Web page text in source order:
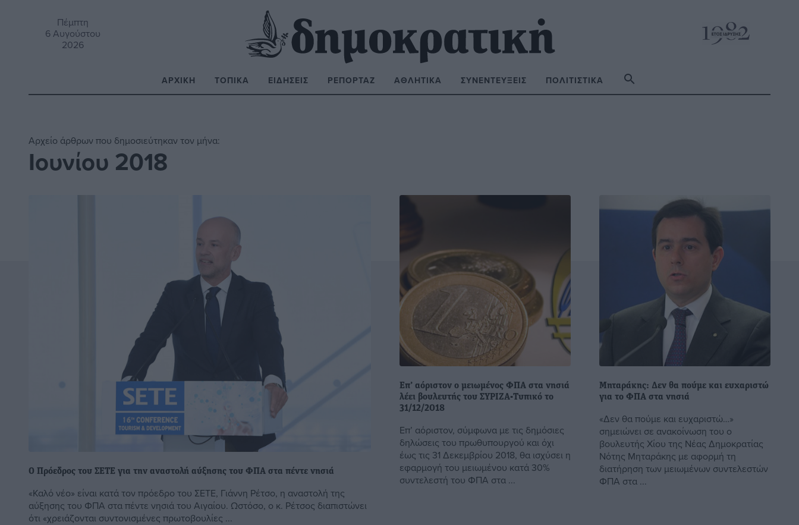
Πέμπτη
6 Αυγούστου
2026
ΑΡΧΙΚΉ ΤΟΠΙΚΆ ΕΙΔΉΣΕΙΣ ΡΕΠΟΡΤΆΖ ΑΘΛΗΤΙΚΆ ΣΥΝΕΝΤΕΎΞΕΙΣ ΠΟΛΙΤΙΣΤΙΚΆ
Αρχείο άρθρων που δημοσιεύτηκαν τον μήνα:
Ιουνίου 2018
Ο Πρόεδρος του ΣΕΤΕ για την αναστολή αύξησης του ΦΠΑ στα πέντε νησιά
«Καλό νέο» είναι κατά τον πρόεδρο του ΣΕΤΕ, Γιάννη Ρέτσο, η αναστολή της
αύξησης του ΦΠΑ στα πέντε νησιά του Αιγαίου. Ωστόσο, ο κ. Ρέτσος διαπιστώνει
ότι «χρειάζονται συντονισμένες πρωτοβουλίες ...
Επ’ αόριστον ο μειωμένος ΦΠΑ στα νησιά
λέει βουλευτής του ΣΥΡΙΖΑ-Τυπικό το
31/12/2018
Επ’ αόριστον, σύμφωνα με τις δημόσιες
δηλώσεις του πρωθυπουργού και όχι
έως τις 31 Δεκεμβρίου 2018, θα ισχύσει η
εφαρμογή του μειωμένου κατά 30%
συντελεστή του ΦΠΑ στα ...
Μηταράκης: Δεν θα πούμε και ευχαριστώ
για το ΦΠΑ στα νησιά
«Δεν θα πούμε και ευχαριστώ…»
σημειώνει σε ανακοίνωση του ο
βουλευτής Χίου της Νέας Δημοκρατίας
Νότης Μηταράκης με αφορμή τη
διατήρηση των μειωμένων συντελεστών
ΦΠΑ στα ...